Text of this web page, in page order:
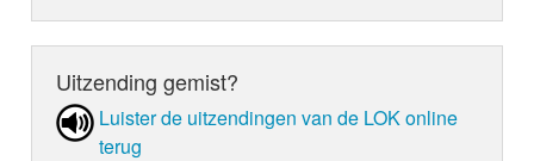
Uitzending gemist?
Luister de uit­zen­din­gen van de LOK online
terug